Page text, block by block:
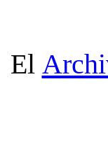
El